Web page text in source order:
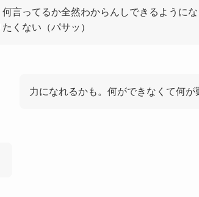
言ってるか全然わからんしできるようにな
くない（パサッ）
力になれるかも。何ができなくて何が